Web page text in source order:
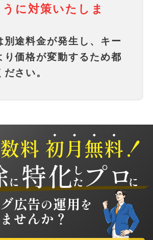
に対策いたしま
別途料金が発生し、キー
り価格が変動するため都
さい。
料 初月無料！
に 特化 し
たプロ に
広告の運用を
せんか？